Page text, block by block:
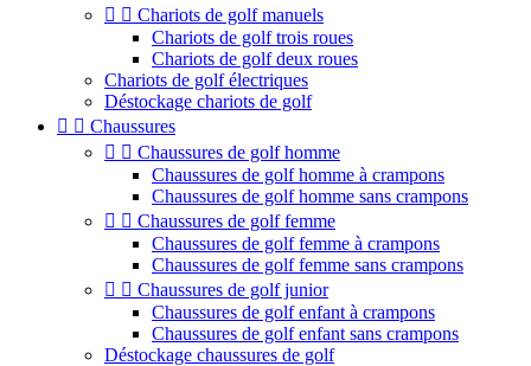
  Chariots de golf manuels
Chariots de golf trois roues
Chariots de golf deux roues
Chariots de golf électriques
Déstockage chariots de golf
  Chaussures
  Chaussures de golf homme
Chaussures de golf homme à crampons
Chaussures de golf homme sans crampons
  Chaussures de golf femme
Chaussures de golf femme à crampons
Chaussures de golf femme sans crampons
  Chaussures de golf junior
Chaussures de golf enfant à crampons
Chaussures de golf enfant sans crampons
Déstockage chaussures de golf